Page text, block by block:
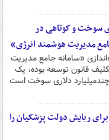
دلاری سوخت و کوتاهی در
مدیریت هوشمند انرژی»
«سامانه جامع مدیریت
قانون توسعه بوده، یک
دلاری سوخت است
ربایش دولت پزشکیان را